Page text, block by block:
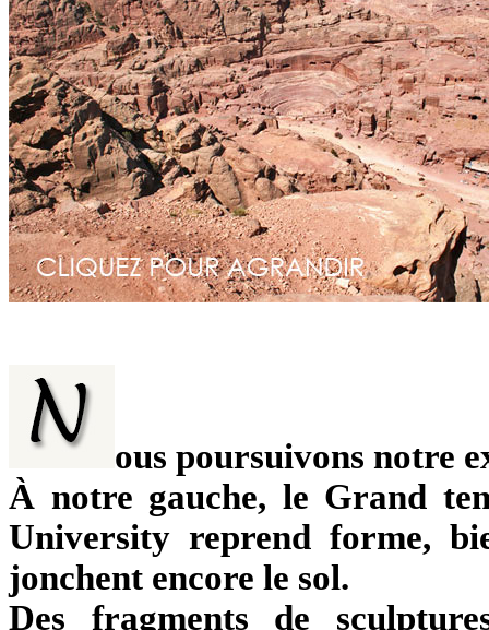
ous poursuivons notre
À notre gauche, le Grand
University reprend forme,
jonchent encore le sol.
Des fragments de